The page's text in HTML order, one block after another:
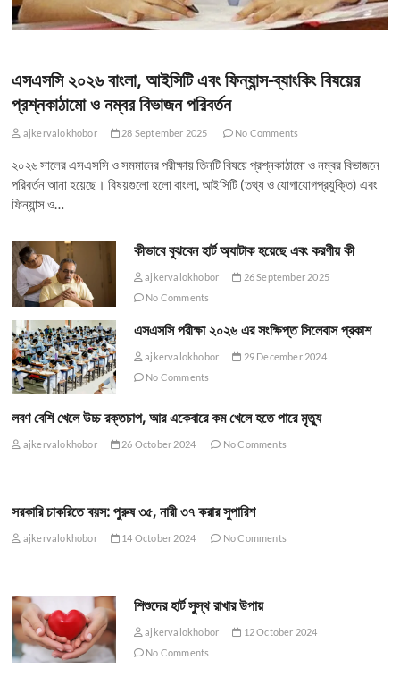
এসএসসি ২০২৬ বাংলা, আইসিটি এবং ফিন্যান্স-ব্যাংকিং বিষয়ের
প্রশ্নকাঠামো ও নম্বর বিভাজন পরিবর্তন
ajkervalokhobor 28 September 2025 No Comments
২০২৬ সালের এসএসসি ও সমমানের পরীক্ষায় তিনটি বিষয়ে প্রশ্নকাঠামো ও নম্বর বিভাজনে
পরিবর্তন আনা হয়েছে। বিষয়গুলো হলো বাংলা, আইসিটি (তথ্য ও যোগাযোগপ্রযুক্তি) এবং
ফিন্যান্স ও…
কীভাবে বুঝবেন হার্ট অ্যাটাক হয়েছে এবং করণীয় কী
ajkervalokhobor
26 September 2025
No Comments
এসএসসি পরীক্ষা ২০২৬ এর সংক্ষিপ্ত সিলেবাস প্রকাশ
ajkervalokhobor
29 December 2024
No Comments
লবণ বেশি খেলে উচ্চ রক্তচাপ, আর একেবারে কম খেলে হতে পারে মৃত্যু
ajkervalokhobor 26 October 2024 No Comments
সরকারি চাকরিতে বয়স: পুরুষ ৩৫, নারী ৩৭ করার সুপারিশ
ajkervalokhobor 14 October 2024 No Comments
শিশুদের হার্ট সুস্থ রাখার উপায়
ajkervalokhobor
12 October 2024
No Comments